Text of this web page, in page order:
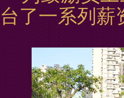
台了一系列薪